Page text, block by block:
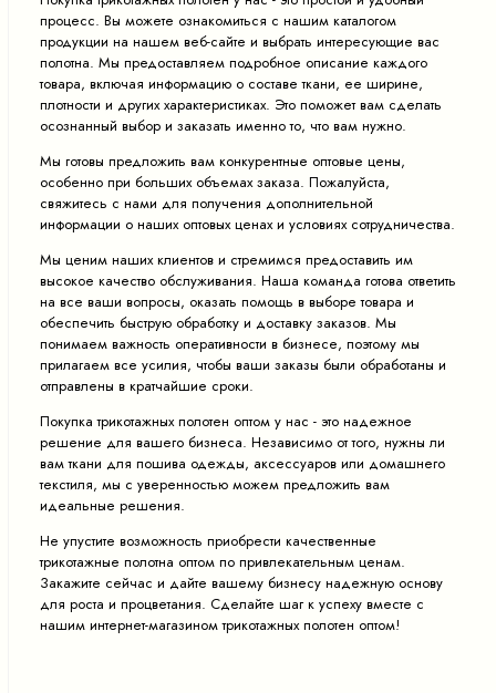
процесс. Вы можете ознакомиться с нашим каталогом
продукции на нашем веб-сайте и выбрать интересующие вас
полотна. Мы предоставляем подробное описание каждого
товара, включая информацию о составе ткани, ее ширине,
плотности и других характеристиках. Это поможет вам сделать
осознанный выбор и заказать именно то, что вам нужно.
Мы готовы предложить вам конкурентные оптовые цены,
особенно при больших объемах заказа. Пожалуйста,
свяжитесь с нами для получения дополнительной
информации о наших оптовых ценах и условиях сотрудничества.
Мы ценим наших клиентов и стремимся предоставить им
высокое качество обслуживания. Наша команда готова ответить
на все ваши вопросы, оказать помощь в выборе товара и
обеспечить быструю обработку и доставку заказов. Мы
понимаем важность оперативности в бизнесе, поэтому мы
прилагаем все усилия, чтобы ваши заказы были обработаны и
отправлены в кратчайшие сроки.
Покупка трикотажных полотен оптом у нас - это надежное
решение для вашего бизнеса. Независимо от того, нужны ли
вам ткани для пошива одежды, аксессуаров или домашнего
текстиля, мы с уверенностью можем предложить вам
идеальные решения.
Не упустите возможность приобрести качественные
трикотажные полотна оптом по привлекательным ценам.
Закажите сейчас и дайте вашему бизнесу надежную основу
для роста и процветания. Сделайте шаг к успеху вместе с
нашим интернет-магазином трикотажных полотен оптом!